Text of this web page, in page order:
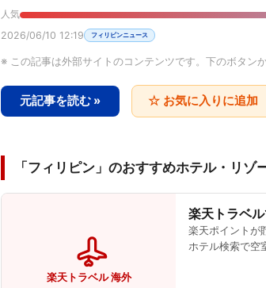
人気
2026/06/10 12:19 フィリピンニュース
※ この記事は外部サイトのコンテンツです。下のボタン
元記事を読む » ☆ お気に入りに追加
「フィリピン」のおすすめホテル・リゾ
楽天トラベル 海外
楽天トラベ
楽天ポイントが
ホテル検索で空